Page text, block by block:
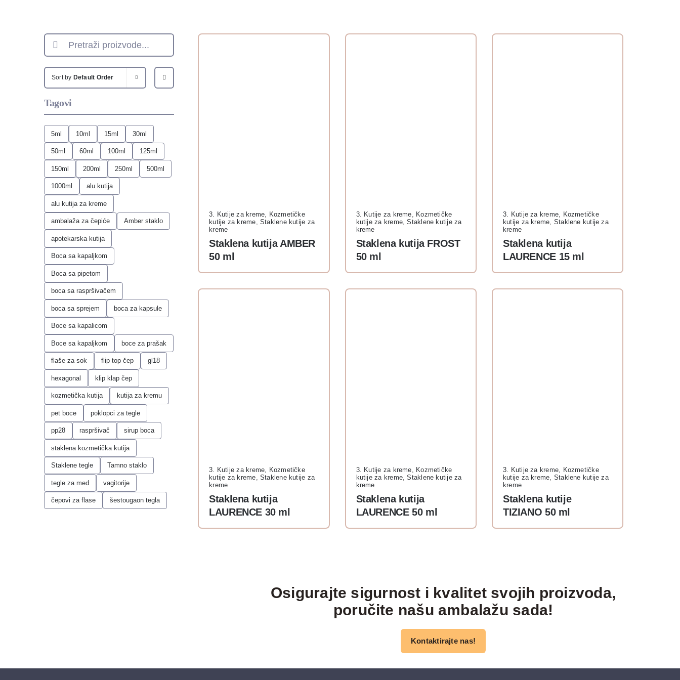
Search
for:
Sort by Default Order
Tagovi
5ml 10ml 15ml 30ml
50ml 60ml 100ml 125ml
150ml 200ml 250ml 500ml
1000ml alu kutija
alu kutija za kreme
ambalaža za čepiće Amber staklo
apotekarska kutija
Boca sa kapaljkom
Boca sa pipetom
boca sa raspršivačem
boca sa sprejem boca za kapsule
Boce sa kapalicom
Boce sa kapaljkom boce za prašak
flaše za sok flip top čep gl18
hexagonal klip klap čep
kozmetička kutija kutija za kremu
pet boce poklopci za tegle
pp28 raspršivač sirup boca
staklena kozmetička kutija
Staklene tegle Tamno staklo
tegle za med vagitorije
čepovi za flase šestougaon tegla
Staklena kutija AMBER
50 ml
3. Kutije za kreme, Kozmetičke
kutije za kreme, Staklene kutije za
kreme
Staklena kutija FROST
50 ml
3. Kutije za kreme, Kozmetičke
kutije za kreme,Staklene kutije za
kreme
Staklena kutija
LAURENCE 15 ml
3. Kutije za kreme, Kozmetičke
kutije za kreme, Staklene kutije za
kreme
Staklena kutija
LAURENCE 30 ml
3. Kutije za kreme
Kozmetičke
kutije za kreme Staklene kutije za
kreme
Staklena kutija
LAURENCE 50 ml
3. Kutije za kreme
Kozmetičke
kutije za kreme,Staklene kutije za
kreme
Staklena kutije
TIZIANO 50 ml
3. Kutije za kreme
Kozmetičke
kutije za kreme Staklene kutije za
kreme
Osigurajte sigurnost i kvalitet svojih proizvoda,
poručite našu ambalažu sada!
Kontaktirajte nas!